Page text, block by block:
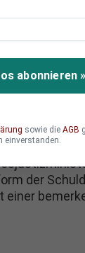
in den
einer
der
einer
abonnieren »
sowie die AGB
einverstanden.